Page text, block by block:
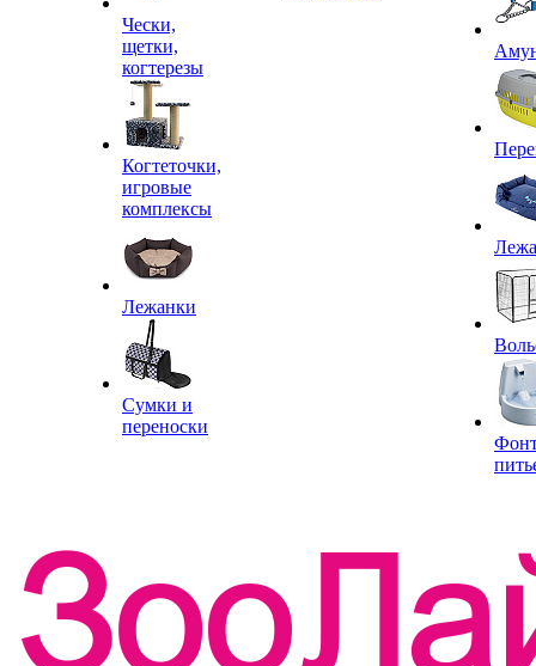
Чески,
щетки,
когтерезы
Когтеточки,
игровые
комплексы
Лежанки
Сумки и
переноски